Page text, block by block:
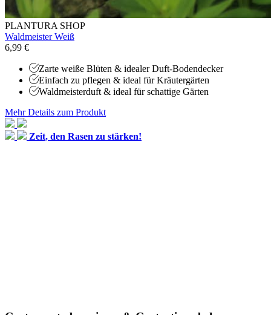
PLANTURA SHOP
Waldmeister Weiß
6,99 €
Zarte weiße Blüten & idealer Duft-Bodendecker
Einfach zu pflegen & ideal für Kräutergärten
Waldmeisterduft & ideal für schattige Gärten
Mehr Details zum Produkt
Zeit, den Rasen zu stärken!